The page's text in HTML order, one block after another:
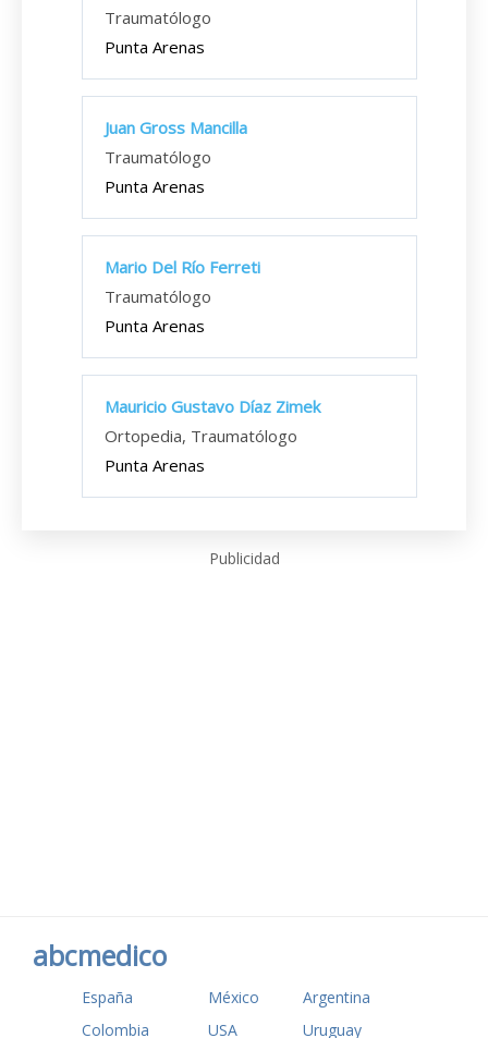
Traumatólogo
Punta Arenas
Juan Gross Mancilla
Traumatólogo
Punta Arenas
Mario Del Río Ferreti
Traumatólogo
Punta Arenas
Mauricio Gustavo Díaz Zimek
Ortopedia, Traumatólogo
Punta Arenas
Publicidad
abcmedico
España México
Argentina
Colombia
USA Uruguay